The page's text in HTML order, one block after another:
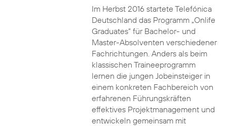
Im Herbst 2016 startete Telefónica
Deutschland das Programm „Onlife
Graduates“ für Bachelor- und
Master-Absolventen verschiedener
Fachrichtungen. Anders als beim
klassischen Traineeprogramm
lernen die jungen Jobeinsteiger in
einem konkreten Fachbereich von
erfahrenen Führungskräften
effektives Projektmanagement und
entwickeln gemeinsam mit